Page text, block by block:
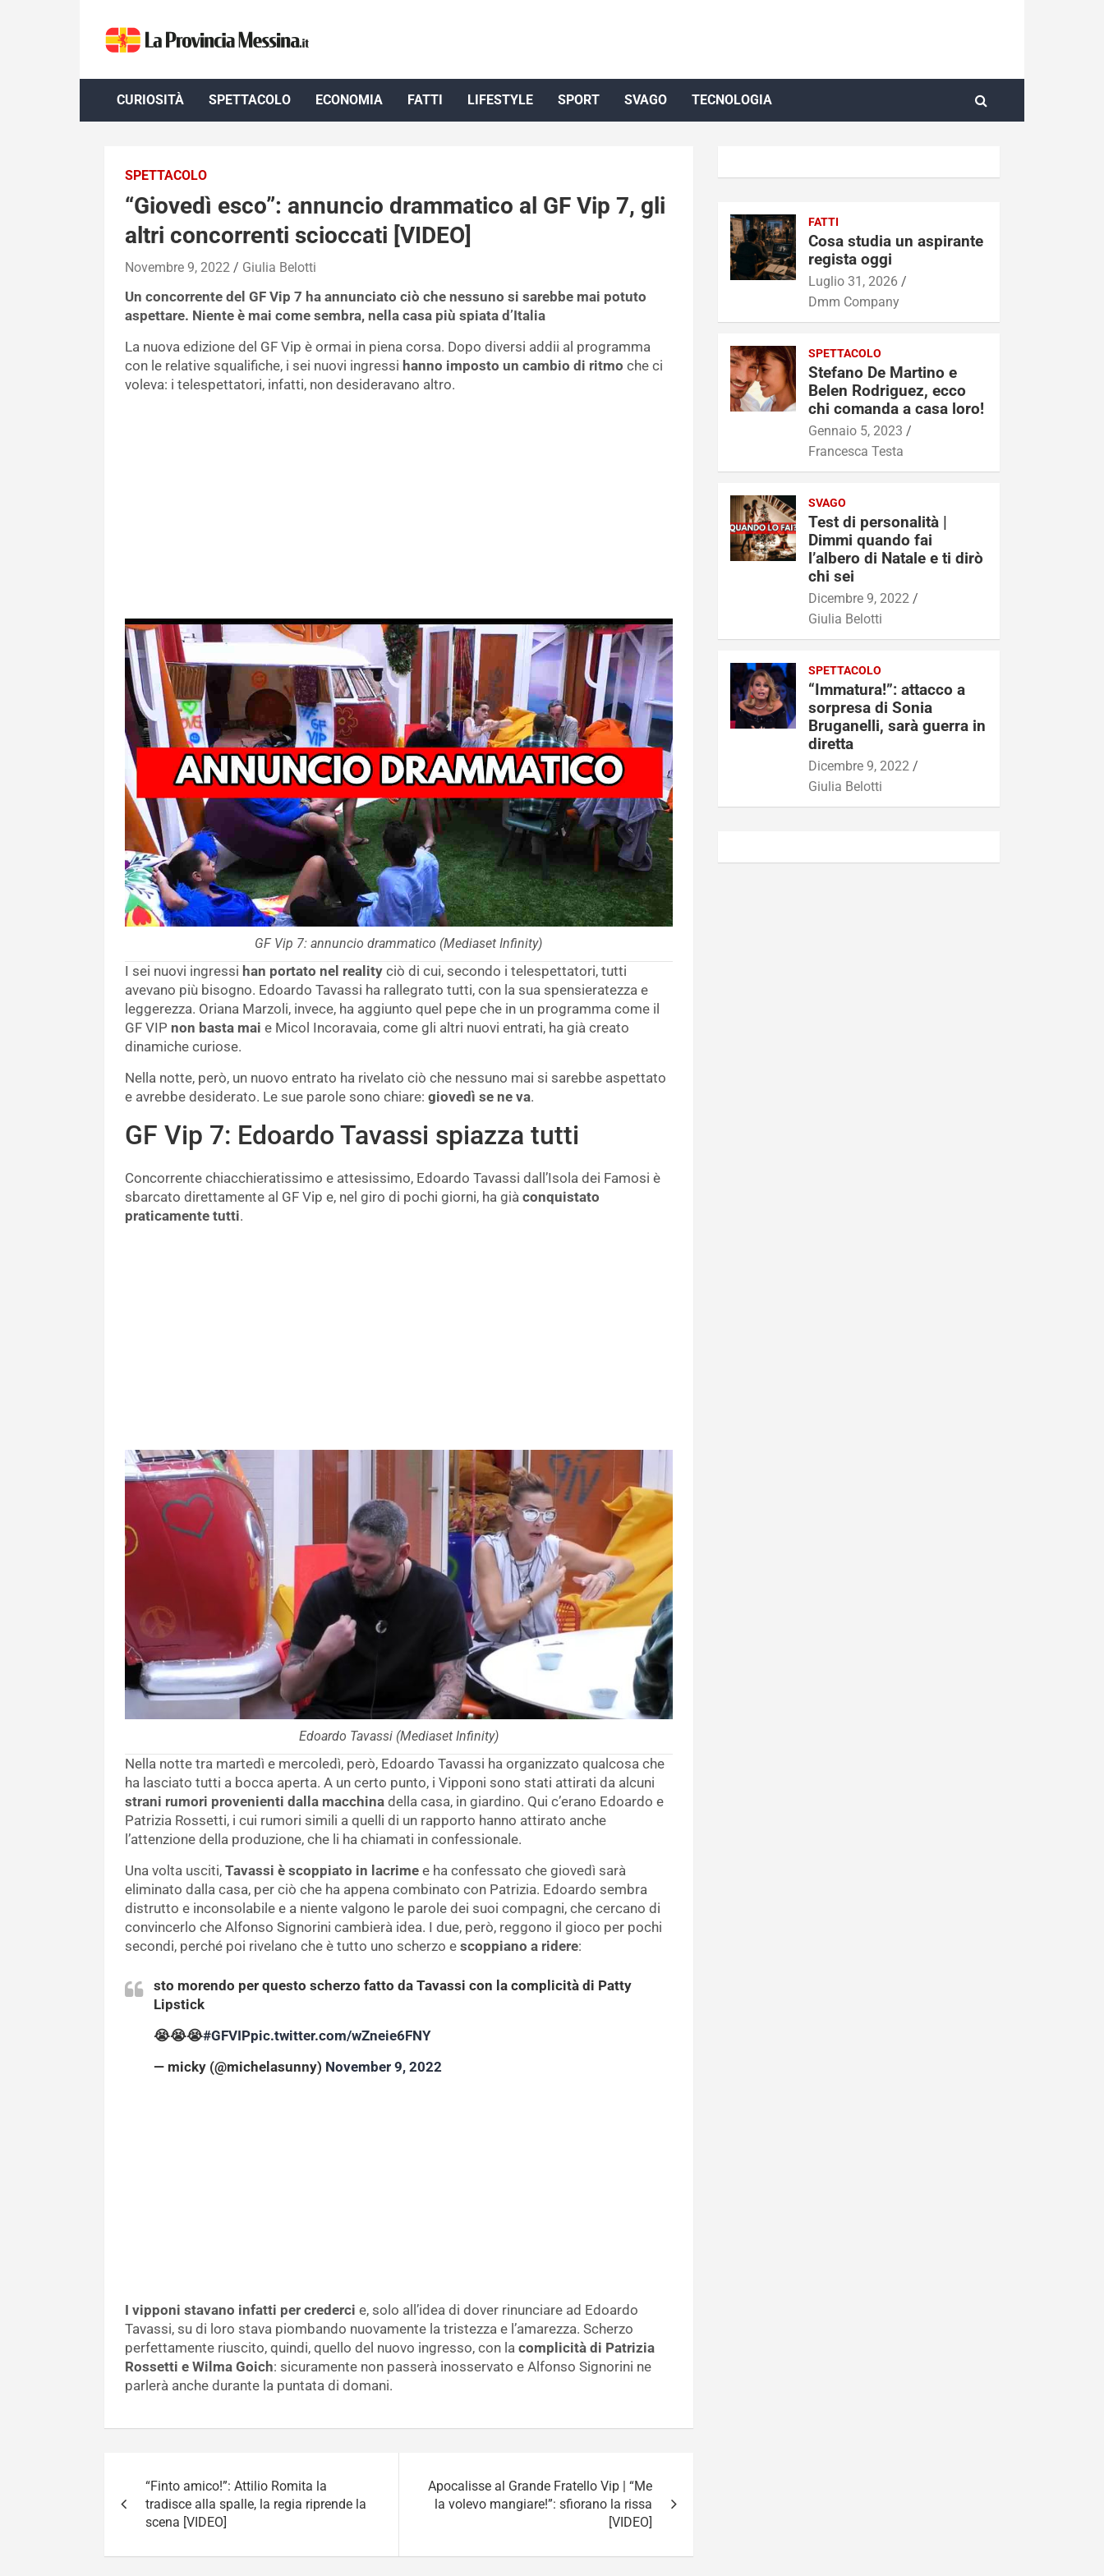
content
CURIOSITÀ SPETTACOLO ECONOMIA FATTI LIFESTYLE SPORT SVAGO TECNOLOGIA
SPETTACOLO
“Giovedì esco”: annuncio drammatico al GF Vip 7, gli
altri concorrenti scioccati [VIDEO]
Novembre 9, 2022 Giulia Belotti
Un concorrente del GF Vip 7 ha annunciato ciò che nessuno si sarebbe mai potuto
aspettare. Niente è mai come sembra, nella casa più spiata d’Italia
La nuova edizione del GF Vip è ormai in piena corsa. Dopo diversi addii al programma
con le relative squalifiche, i sei nuovi ingressi hanno imposto un cambio di ritmo che ci
voleva: i telespettatori, infatti, non desideravano altro.
GF Vip 7: annuncio drammatico (Mediaset Infinity)
I sei nuovi ingressi han portato nel reality ciò di cui, secondo i telespettatori, tutti
avevano più bisogno. Edoardo Tavassi ha rallegrato tutti, con la sua spensieratezza e
leggerezza. Oriana Marzoli, invece, ha aggiunto quel pepe che in un programma come il
GF VIP non basta mai e Micol Incoravaia, come gli altri nuovi entrati, ha già creato
dinamiche curiose.
Nella notte, però, un nuovo entrato ha rivelato ciò che nessuno mai si sarebbe aspettato
e avrebbe desiderato. Le sue parole sono chiare: giovedì se ne va.
GF Vip 7: Edoardo Tavassi spiazza tutti
Concorrente chiacchieratissimo e attesissimo, Edoardo Tavassi dall’Isola dei Famosi è
sbarcato direttamente al GF Vip e, nel giro di pochi giorni, ha già conquistato
praticamente tutti.
Edoardo Tavassi (Mediaset Infinity)
Nella notte tra martedì e mercoledì, però, Edoardo Tavassi ha organizzato qualcosa che
ha lasciato tutti a bocca aperta. A un certo punto, i Vipponi sono stati attirati da alcuni
strani rumori provenienti dalla macchina della casa, in giardino. Qui c’erano Edoardo e
Patrizia Rossetti, i cui rumori simili a quelli di un rapporto hanno attirato anche
l’attenzione della produzione, che li ha chiamati in confessionale.
Una volta usciti, Tavassi è scoppiato in lacrime e ha confessato che giovedì sarà
eliminato dalla casa, per ciò che ha appena combinato con Patrizia. Edoardo sembra
distrutto e inconsolabile e a niente valgono le parole dei suoi compagni, che cercano di
convincerlo che Alfonso Signorini cambierà idea. I due, però, reggono il gioco per pochi
secondi, perché poi rivelano che è tutto uno scherzo e scoppiano a ridere:
sto morendo per questo scherzo fatto da Tavassi con la complicità di Patty
Lipstick
😭😭😭 #GFVIP pic.twitter.com/wZneie6FNY
— micky (@michelasunny) November 9, 2022
I vipponi stavano infatti per crederci e, solo all’idea di dover rinunciare ad Edoardo
Tavassi, su di loro stava piombando nuovamente la tristezza e l’amarezza. Scherzo
perfettamente riuscito, quindi, quello del nuovo ingresso, con la
complicità di Patrizia
Rossetti e Wilma Goich : sicuramente non passerà inosservato e Alfonso Signorini ne
parlerà anche durante la puntata di domani.
articoli
“Finto amico!”: Attilio Romita la
tradisce alla spalle, la regia riprende la
scena [VIDEO]
Apocalisse al Grande Fratello Vip | “Me
la volevo mangiare!”: sfiorano la rissa
[VIDEO]
FATTI
Cosa studia un aspirante
regista oggi
Luglio 31, 2026
Dmm Company
SPETTACOLO
Stefano De Martino e
Belen Rodriguez, ecco
chi comanda a casa loro!
Gennaio 5, 2023
Francesca Testa
SVAGO
Test di personalità |
Dimmi quando fai
l’albero di Natale e ti dirò
chi sei
Dicembre 9, 2022
Giulia Belotti
SPETTACOLO
“Immatura!”: attacco a
sorpresa di Sonia
Bruganelli, sarà guerra in
diretta
Dicembre 9, 2022
Giulia Belotti